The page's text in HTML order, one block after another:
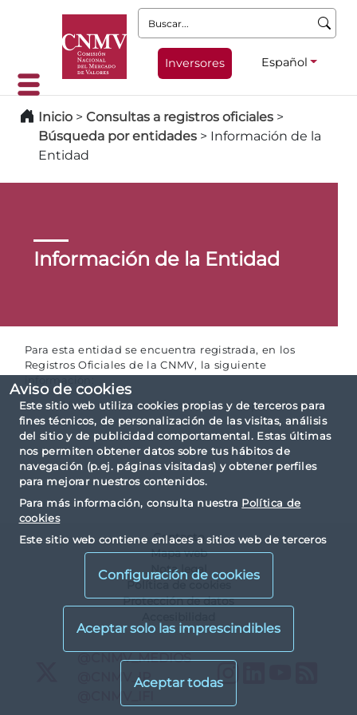
Aviso de cookies
Este sitio web utiliza cookies propias y de terceros para
fines técnicos, de personalización de las visitas, análisis
del sitio y de publicidad comportamental. Estas últimas
nos permiten obtener datos sobre tus hábitos de
navegación (p.ej. páginas visitadas) y obtener perfiles
para mejorar nuestros contenidos.
Para más información, consulta nuestra Política de
cookies
Este sitio web contiene enlaces a sitios web de terceros
con políticas de privacidad ajenas a la de la CNMV. Al
visualizarlos y acceder a ellos, usted acepta las cookies
instaladas por terceros y sus políticas de privacidad y
Configuración de cookies
Buscar:
Inversores Español
Inicio > Consultas a registros oficiales >
Búsqueda por entidades > Información de la
Entidad
Información de la Entidad
Para esta entidad se encuentra registrada, en los
Registros Oficiales de la CNMV, la siguiente
No se han encontrado datos disponibles
Contacto
Mapa web
Nota legal
Política de cookies
Protección de datos
X@CNMV_MEDIOS
@CNMV_IP